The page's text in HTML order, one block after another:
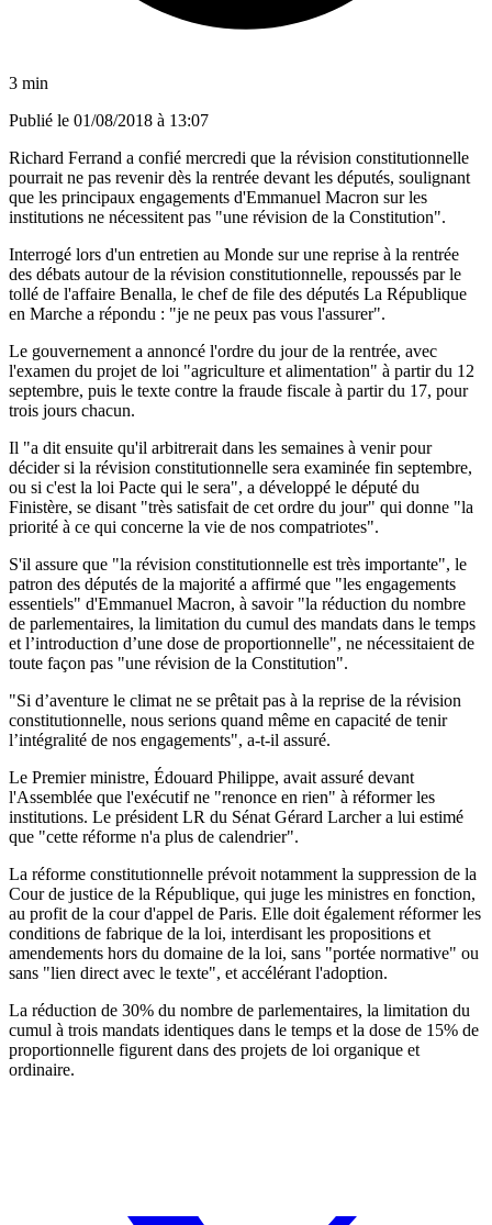
3 min
Publié le 01/08/2018 à 13:07
Richard Ferrand a confié mercredi que la révision constitutionnelle
pourrait ne pas revenir dès la rentrée devant les députés, soulignant
que les principaux engagements d'Emmanuel Macron sur les
institutions ne nécessitent pas "une révision de la Constitution".
Interrogé lors d'un entretien au Monde sur une reprise à la rentrée
des débats autour de la révision constitutionnelle, repoussés par le
tollé de l'affaire Benalla, le chef de file des députés La République
en Marche a répondu : "je ne peux pas vous l'assurer".
Le gouvernement a annoncé l'ordre du jour de la rentrée, avec
l'examen du projet de loi "agriculture et alimentation" à partir du 12
septembre, puis le texte contre la fraude fiscale à partir du 17, pour
trois jours chacun.
Il "a dit ensuite qu'il arbitrerait dans les semaines à venir pour
décider si la révision constitutionnelle sera examinée fin septembre,
ou si c'est la loi Pacte qui le sera", a développé le député du
Finistère, se disant "très satisfait de cet ordre du jour" qui donne "la
priorité à ce qui concerne la vie de nos compatriotes".
S'il assure que "la révision constitutionnelle est très importante", le
patron des députés de la majorité a affirmé que "les engagements
essentiels" d'Emmanuel Macron, à savoir "la réduction du nombre
de parlementaires, la limitation du cumul des mandats dans le temps
et l’introduction d’une dose de proportionnelle", ne nécessitaient de
toute façon pas "une révision de la Constitution".
"Si d’aventure le climat ne se prêtait pas à la reprise de la révision
constitutionnelle, nous serions quand même en capacité de tenir
l’intégralité de nos engagements", a-t-il assuré.
Le Premier ministre, Édouard Philippe, avait assuré devant
l'Assemblée que l'exécutif ne "renonce en rien" à réformer les
institutions. Le président LR du Sénat Gérard Larcher a lui estimé
que "cette réforme n'a plus de calendrier".
La réforme constitutionnelle prévoit notamment la suppression de la
Cour de justice de la République, qui juge les ministres en fonction,
au profit de la cour d'appel de Paris. Elle doit également réformer les
conditions de fabrique de la loi, interdisant les propositions et
amendements hors du domaine de la loi, sans "portée normative" ou
sans "lien direct avec le texte", et accélérant l'adoption.
La réduction de 30% du nombre de parlementaires, la limitation du
cumul à trois mandats identiques dans le temps et la dose de 15% de
proportionnelle figurent dans des projets de loi organique et
ordinaire.